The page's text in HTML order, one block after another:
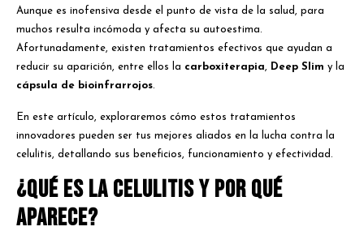
Aunque es inofensiva desde el punto de vista de la salud, para
muchos resulta incómoda y afecta su autoestima.
Afortunadamente, existen tratamientos efectivos que ayudan a
reducir su aparición, entre ellos la carboxiterapia, Deep Slim y la
cápsula de bioinfrarrojos.
En este artículo, exploraremos cómo estos tratamientos
innovadores pueden ser tus mejores aliados en la lucha contra la
celulitis, detallando sus beneficios, funcionamiento y efectividad.
¿Qué es la Celulitis y Por Qué
Aparece?